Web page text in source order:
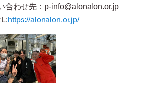
合わせ先：p-info@alonalon.or.jp
https://alonalon.or.jp/